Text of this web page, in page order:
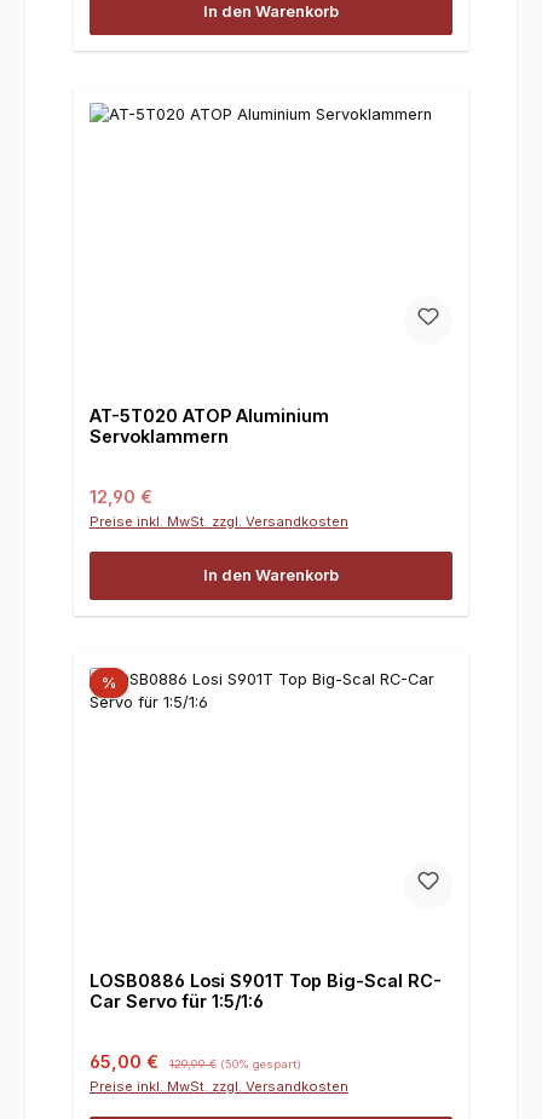
In den Warenkorb
AT-5T020 ATOP Aluminium
Servoklammern
Regulärer Preis:
12,90 €
Preise inkl. MwSt. zzgl. Versandkosten
In den Warenkorb
%
LOSB0886 Losi S901T Top Big-Scal RC-
Car Servo für 1:5/1:6
Verkaufspreis:
65,00 € 129,99 € (50% gespart)
Preise inkl. MwSt. zzgl. Versandkosten